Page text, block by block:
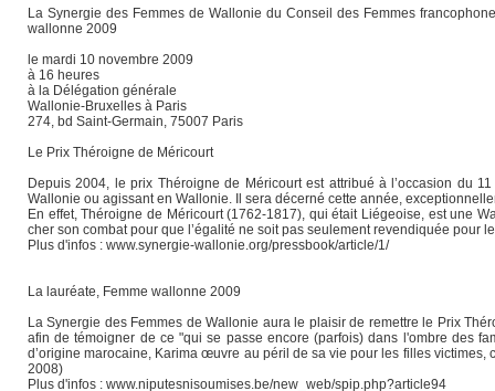
La Synergie des Femmes de Wallonie du Conseil des Femmes
wallonne 2009
le mardi 10 novembre 2009
à 16 heures
à la Délégation générale
Wallonie-Bruxelles à Paris
274, bd Saint-Germain, 75007 Paris
Le Prix Théroigne de Méricourt
Depuis 2004, le prix Théroigne de Méricourt est attribué à l’occasion du
Wallonie ou agissant en Wallonie. Il sera décerné cette année,
En effet, Théroigne de Méricourt (1762-1817), qui était Liégeoise, est une
cher son combat pour que l’égalité ne soit pas seulement revendiquée pour
Plus d'infos : www.synergie-wallonie.org/pressbook/article/1/
La lauréate, Femme wallonne 2009
La Synergie des Femmes de Wallonie aura le plaisir de remettre le Prix
afin de témoigner de ce "qui se passe encore (parfois) dans l'ombre des
d’origine marocaine, Karima œuvre au péril de sa vie pour les filles
2008)
Plus d'infos : www.niputesnisoumises.be/new_web/spip.php?article94